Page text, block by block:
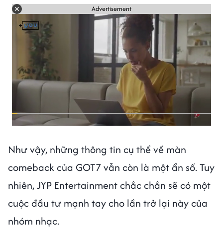
Advertisement
Như vậy, những thông tin cụ thể về màn
comeback của GOT7 vẫn còn là một ẩn số. Tuy
nhiên, JYP Entertainment chắc chắn sẽ có một
cuộc đầu tư mạnh tay cho lần trở lại này của
nhóm nhạc.